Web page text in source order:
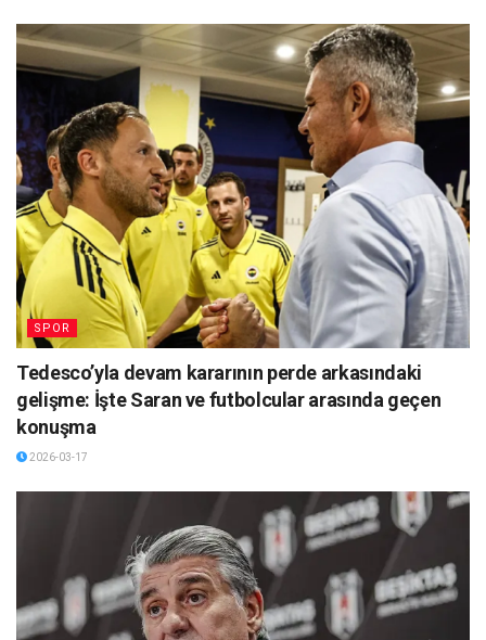
SPOR
Tedesco’yla devam kararının perde arkasındaki
gelişme: İşte Saran ve futbolcular arasında geçen
konuşma
2026-03-17